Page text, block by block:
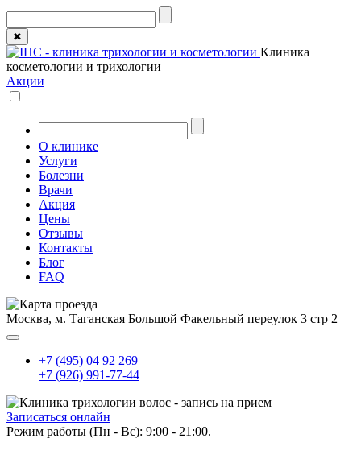
✖
Клиника
косметологии и трихологии
Акции
О клинике
Услуги
Болезни
Врачи
Акция
Цены
Отзывы
Контакты
Блог
FAQ
Москва, м. Таганская Большой Факельный переулок 3 стр 2
+7 (495) 04 92 269
+7 (926) 991-77-44
Записаться онлайн
Режим работы (Пн - Вс): 9:00 - 21:00.